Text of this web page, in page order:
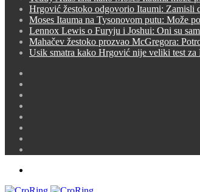
Hrgović žestoko odgovorio Itaumi: Zamisli
Moses Itauma na Tysonovom putu: Može
Lennox Lewis o Furyju i Joshui: Oni su
Mahačev žestoko prozvao McGregora:
Usik smatra kako Hrgović nije veliki test za